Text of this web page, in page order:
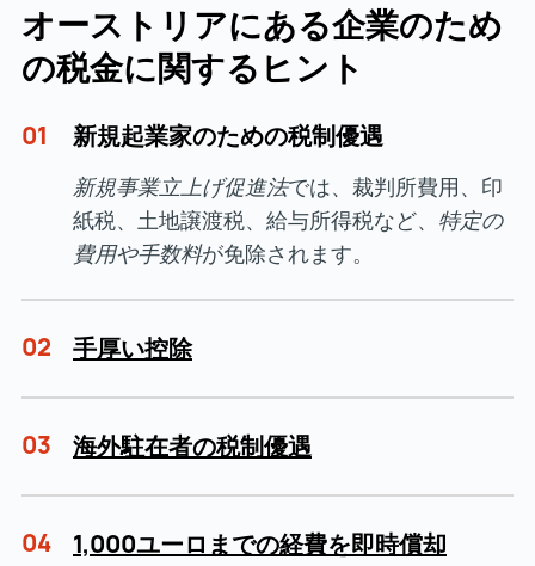
オーストリアにある企業のため
の税金に関するヒント
01 新規起業家のための税制優遇
新規事業立上げ促進法では、裁判所費用、印
紙税、土地譲渡税、給与所得税など、 特定の
費用や手数料が免除されます。
02 手厚い控除
03 海外駐在者の税制優遇
04 1,000ユーロまでの経費を即時償却